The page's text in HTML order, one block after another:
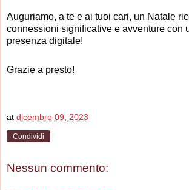
Auguriamo, a te e ai tuoi cari, un Natale
connessioni significative e avventure con
presenza digitale!
Grazie a presto!
at dicembre 09, 2023
Condividi
Nessun commento: